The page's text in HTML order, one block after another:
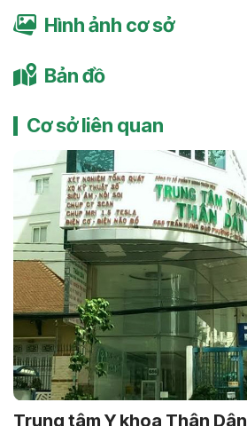
Hình ảnh cơ sở
Bản đồ
Cơ sở liên quan
Trung tâm Y khoa Thân Dân